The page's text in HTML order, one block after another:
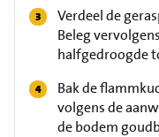
Verdeel de
Beleg
halfgedroogde
Bak de
volgens de
de bodem